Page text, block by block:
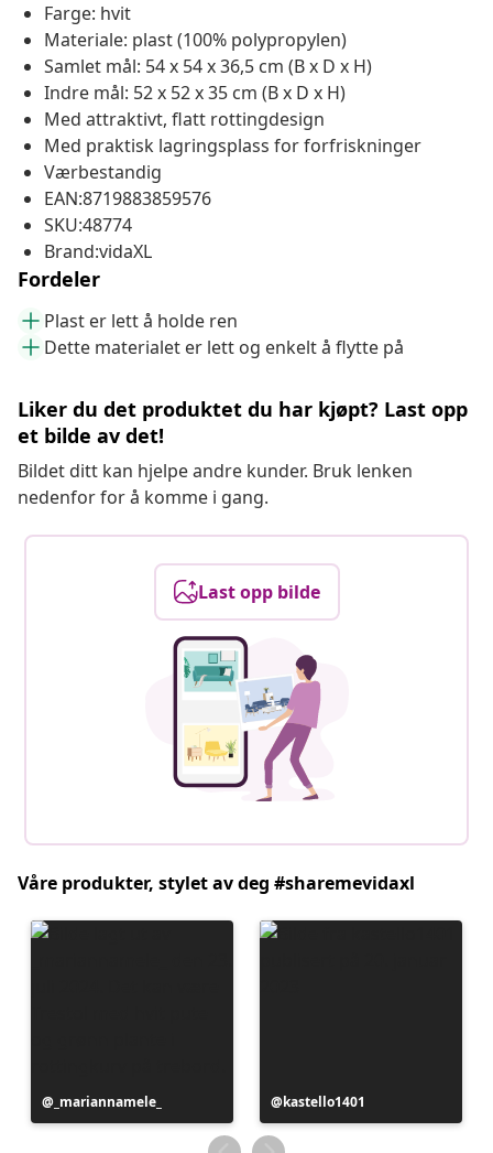
Farge: hvit
Materiale: plast (100% polypropylen)
Samlet mål: 54 x 54 x 36,5 cm (B x D x H)
Indre mål: 52 x 52 x 35 cm (B x D x H)
Med attraktivt, flatt rottingdesign
Med praktisk lagringsplass for forfriskninger
Værbestandig
EAN:8719883859576
SKU:48774
Brand:vidaXL
Fordeler
Plast er lett å holde ren
Dette materialet er lett og enkelt å flytte på
Liker du det produktet du har kjøpt? Last opp
et bilde av det!
Bildet ditt kan hjelpe andre kunder. Bruk lenken
nedenfor for å komme i gang.
Last opp bilde
Våre produkter, stylet av deg #sharemevidaxl
Innlegg
publisert
_mariannamele_
Innlegg
publisert
av
kastello1401